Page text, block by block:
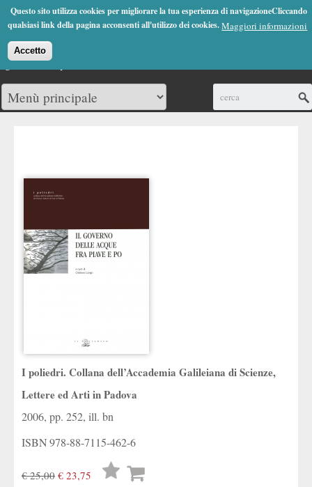
Questo sito utilizza cookies per migliorare la tua esperienza di navigazioneCliccando
qualsiasi link della pagina acconsenti all'utilizzo dei cookies.Maggiori informazioni
Accetto
Jump to Navigation
(0)
I poliedri. Collana dell’Accademia Galileiana di Scienze,
Lettere ed Arti in Padova
2006, pp. 252, ill. bn
ISBN978-88-7115-462-6
€ 25,00 € 23,75
Lista